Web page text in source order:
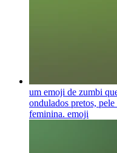
um emoji de zumbi
ondulados pretos,
feminina. emoji